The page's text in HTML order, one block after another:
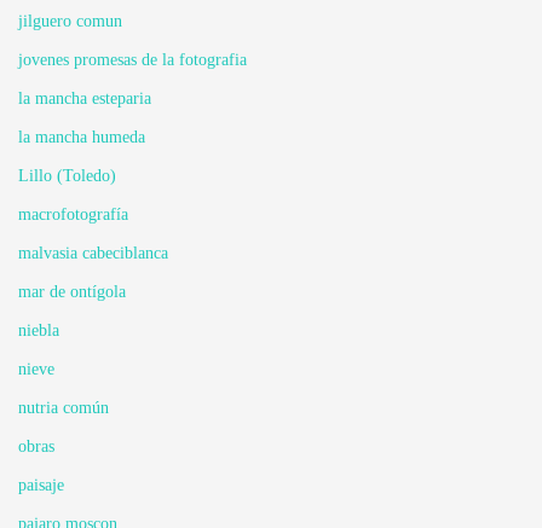
jilguero comun
jovenes promesas de la fotografia
la mancha esteparia
la mancha humeda
Lillo (Toledo)
macrofotografía
malvasia cabeciblanca
mar de ontígola
niebla
nieve
nutria común
obras
paisaje
pajaro moscon